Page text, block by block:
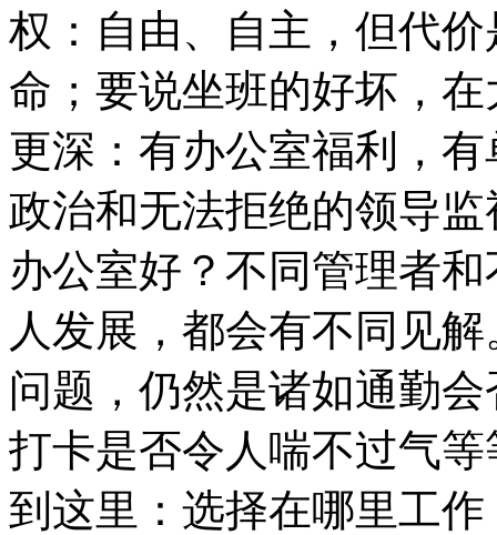
权：自由、自主，但代
命；要说坐班的好坏，
更深：有办公室福利，
政治和无法拒绝的领导
办公室好？不同管理者
人发展，都会有不同见
问题，仍然是诸如通勤
打卡是否令人喘不过气
到这里：选择在哪里工